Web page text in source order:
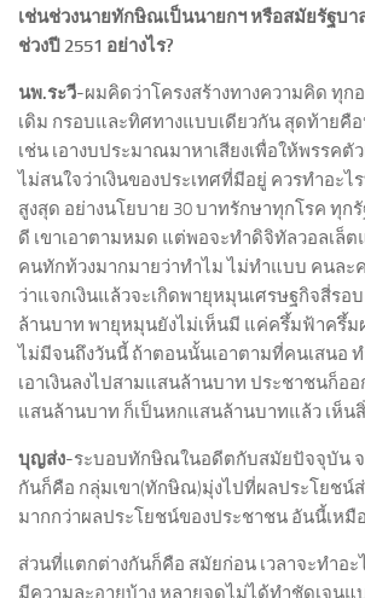
เช่นช่วงนายทักษิณเป็นนายกฯ หรือสมัยรัฐบ
ช่วงปี 2551 อย่างไร?
นพ.ระวี-ผมคิดว่าโครงสร้างทางความคิด ทุก
เดิม กรอบและทิศทางแบบเดียวกัน สุดท้ายคื
เช่น เอางบประมาณมาหาเสียงเพื่อให้พรรคตั
ไม่สนใจว่าเงินของประเทศที่มีอยู่ ควรทำอะไ
สูงสุด อย่างนโยบาย 30 บาทรักษาทุกโรค ทุก
ดี เขาเอาตามหมด แต่พอจะทำดิจิทัลวอลเล็
คนทักท้วงมากมายว่าทำไม ไม่ทำแบบ คนละ
ว่าแจกเงินแล้วจะเกิดพายุหมุนเศรษฐกิจสี่ร
ล้านบาท พายุหมุนยังไม่เห็นมี แค่ครึ้มฟ้าครึ้ม
ไม่มีจนถึงวันนี้ ถ้าตอนนั้นเอาตามที่คนเสนอ
เอาเงินลงไปสามแสนล้านบาท ประชาชนก็ออ
แสนล้านบาท ก็เป็นหกแสนล้านบาทแล้ว เห็น
บุญส่ง-ระบอบทักษิณในอดีตกับสมัยปัจจุบัน
กันก็คือ กลุ่มเขา(ทักษิณ)มุ่งไปที่ผลประโยชน์
มากกว่าผลประโยชน์ของประชาชน อันนี้เหมื
ส่วนที่แตกต่างกันก็คือ สมัยก่อน เวลาจะทำอะ
มีความละอายบ้าง หลายจุดไม่ได้ทำชัดเจน